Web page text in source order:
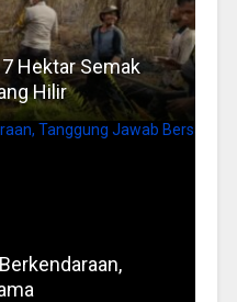
Hektar Semak
Hilir